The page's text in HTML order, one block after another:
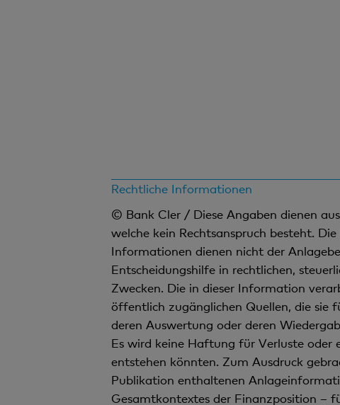
Rechtliche Informationen
© Bank Cler / Diese Angaben dienen
welche kein Rechtsanspruch besteht.
Informationen dienen nicht der
Entscheidungshilfe in rechtlichen,
Zwecken. Die in dieser Information
öffentlich zugänglichen Quellen, die sie
deren Auswertung oder deren
Es wird keine Haftung für Verluste oder
entstehen könnten. Zum Ausdruck
Publikation enthaltenen
Gesamtkontextes der Finanzposition –